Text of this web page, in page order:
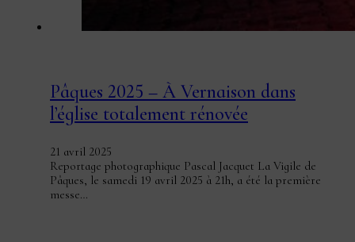
Pâques 2025 – À Vernaison dans
l’église totalement rénovée
21 avril 2025
Reportage photographique Pascal Jacquet La Vigile de
Pâques, le samedi 19 avril 2025 à 21h, a été la première
messe…